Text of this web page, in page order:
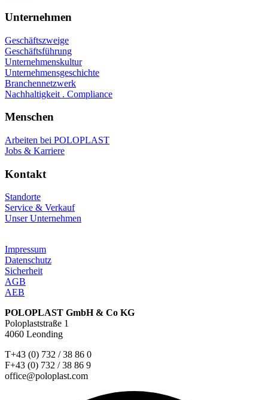
Unternehmen
Geschäftszweige
Geschäftsführung
Unternehmenskultur
Unternehmensgeschichte
Branchennetzwerk
Nachhaltigkeit . Compliance
Menschen
Arbeiten bei POLOPLAST
Jobs & Karriere
Kontakt
Standorte
Service & Verkauf
Unser Unternehmen
Impressum
Datenschutz
Sicherheit
AGB
AEB
POLOPLAST GmbH & Co KG
Poloplaststraße 1
4060 Leonding
T+43 (0) 732 / 38 86 0
F+43 (0) 732 / 38 86 9
office@poloplast.com